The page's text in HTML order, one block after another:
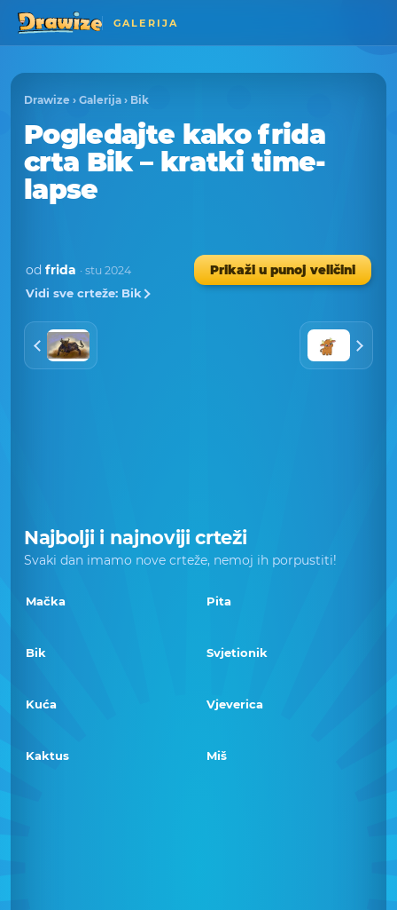
GALERIJA
Drawize › Galerija › Bik
Pogledajte kako frida
crta Bik – kratki time-
lapse
od frida · stu 2024
Prikaži u punoj veličini
Vidi sve crteže: Bik
Najbolji i najnoviji crteži
Svaki dan imamo nove crteže, nemoj ih porpustiti!
Mačka Pita
Bik Svjetionik
Kuća Vjeverica
Kaktus Miš